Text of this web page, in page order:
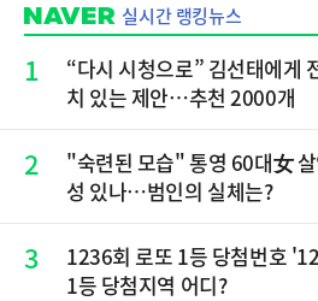
실시간 랭킹뉴스
1
“다시 시청으로” 김선태에게
치 있는 제안…추천 2000개
2
"숙련된 모습" 통영 60대女
성 있나…범인의 실체는?
3
1236회 로또 1등 당첨번호
1등 당첨지역 어디?